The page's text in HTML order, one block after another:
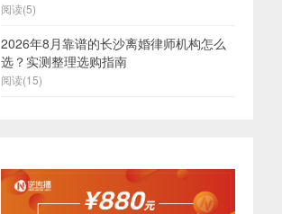
阅读(5)
2026年8月靠谱的长沙离婚律师机构怎么
选？实测整理选购指南
阅读(15)